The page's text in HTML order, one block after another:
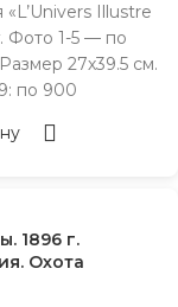
«L’Univers Illustre
Фото 1-5 — по
27х39.5 см.
по 900
1896 г.
Охота